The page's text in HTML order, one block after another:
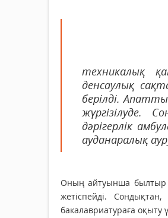
техникалық
денсаулық
берілді.
жүргізілуде.
дәрігерлік
ауданаралық
Оның айтуынша былтыр
жетіспейді.
бакалавриатураға оқыту